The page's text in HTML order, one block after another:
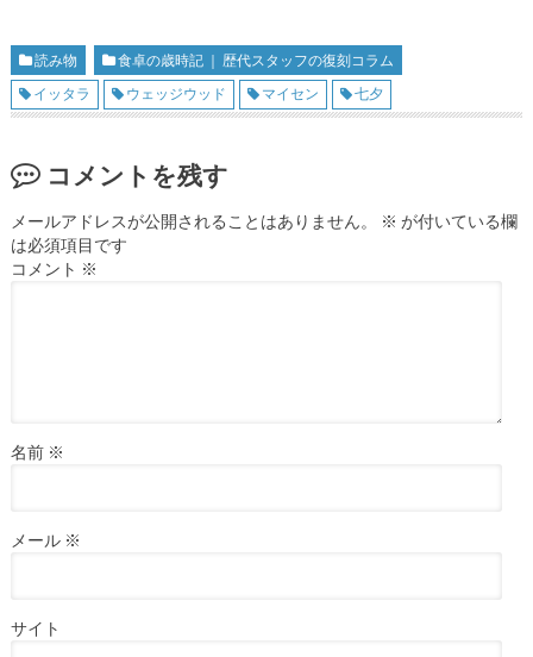
読み物
食卓の歳時記 ｜ 歴代スタッフの復刻コラム
イッタラ
ウェッジウッド マイセン 七夕
コメントを残す
メールアドレスが公開されることはありません。 ※ が付いている欄
は必須項目です
コメント ※
名前 ※
メール ※
サイト